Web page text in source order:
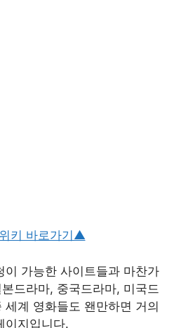
키 바로가기▲
이 가능한 사이트들과 마찬가
드라마, 중국드라마, 미국드
세계 영화들도 왠만하면 거의
이지입니다.